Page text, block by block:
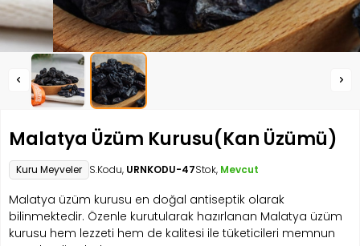
Malatya Üzüm Kurusu(Kan Üzümü)
Kuru Meyveler S.Kodu, URNKODU-47Stok, Mevcut
Malatya üzüm kurusu en doğal antiseptik olarak
bilinmektedir. Özenle kurutularak hazırlanan Malatya üzüm
kurusu hem lezzeti hem de kalitesi ile tüketicileri memnun